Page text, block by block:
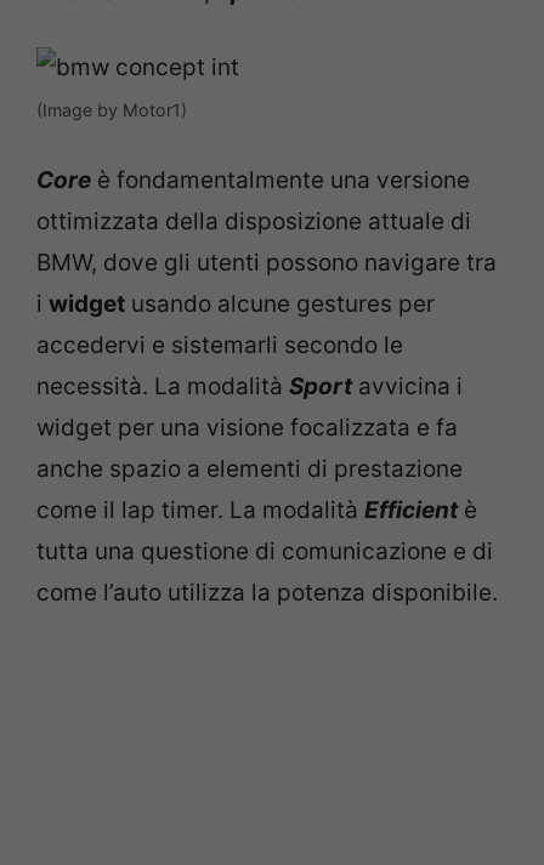
(Image by Motor1)
Core è fondamentalmente una versione
ottimizzata della disposizione attuale di
BMW, dove gli utenti possono navigare tra
i widget usando alcune gestures per
accedervi e sistemarli secondo le
necessità. La modalità Sport avvicina i
widget per una visione focalizzata e fa
anche spazio a elementi di prestazione
come il lap timer. La modalità Efficientè
tutta una questione di comunicazione e di
come l’auto utilizza la potenza disponibile.